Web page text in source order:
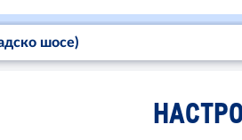
шосе)